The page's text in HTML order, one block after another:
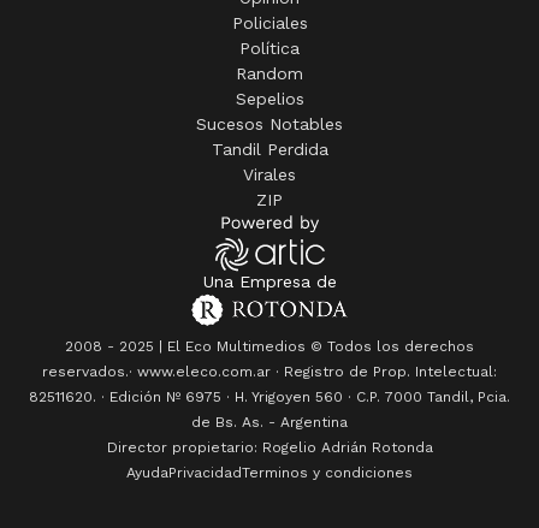
Policiales
Política
Random
Sepelios
Sucesos Notables
Tandil Perdida
Virales
ZIP
Una Empresa de
2008 - 2025 | El Eco Multimedios © Todos los derechos
reservados.· www.eleco.com.ar · Registro de Prop. Intelectual:
82511620. · Edición Nº 6975 · H. Yrigoyen 560 · C.P. 7000 Tandil, Pcia.
de Bs. As. - Argentina
Director propietario: Rogelio Adrián Rotonda
AyudaPrivacidadTerminos y condiciones